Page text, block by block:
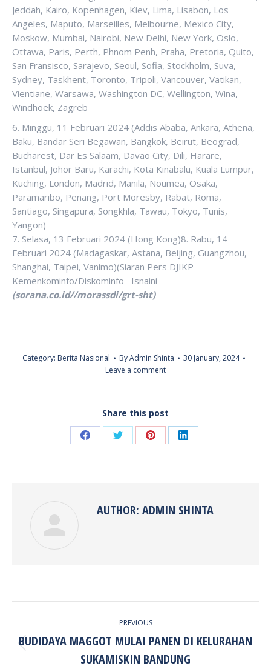
Jeddah, Kairo, Kopenhagen, Kiev, Lima, Lisabon, Los
Angeles, Maputo, Marseilles, Melbourne, Mexico City,
Moskow, Mumbai, Nairobi, New Delhi, New York, Oslo,
Ottawa, Paris, Perth, Phnom Penh, Praha, Pretoria, Quito,
San Fransisco, Sarajevo, Seoul, Sofia, Stockholm, Suva,
Sydney, Taskhent, Toronto, Tripoli, Vancouver, Vatikan,
Vientiane, Warsawa, Washington DC, Wellington, Wina,
Windhoek, Zagreb
6. Minggu, 11 Februari 2024 (Addis Ababa, Ankara, Athena,
Baku, Bandar Seri Begawan, Bangkok, Beirut, Beograd,
Bucharest, Dar Es Salaam, Davao City, Dili, Harare,
Istanbul, Johor Baru, Karachi, Kota Kinabalu, Kuala Lumpur,
Kuching, London, Madrid, Manila, Noumea, Osaka,
Paramaribo, Penang, Port Moresby, Rabat, Roma,
Santiago, Singapura, Songkhla, Tawau, Tokyo, Tunis,
Yangon)
7. Selasa, 13 Februari 2024 (Hong Kong)8. Rabu, 14
Februari 2024 (Madagaskar, Astana, Beijing, Guangzhou,
Shanghai, Taipei, Vanimo)(Siaran Pers DJIKP
Kemenkominfo/Diskominfo –Isnaini-
(sorana.co.id//morassdi/grt-sht)
Category: Berita Nasional ByAdmin Shinta
30 January, 2024
Leave a comment
Share this post
Share Share Share Share
AUTHOR: ADMIN SHINTA
PREVIOUS
Previous
post:
BUDIDAYA MAGGOT MULAI PANEN DI KELURAHAN
SUKAMISKIN BANDUNG